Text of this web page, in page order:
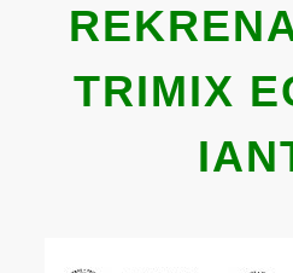
TRIMIX